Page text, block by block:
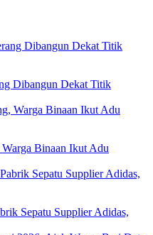
Dibangun Dekat Titik
Warga Binaan Ikut Adu
Sepatu Supplier Adidas,